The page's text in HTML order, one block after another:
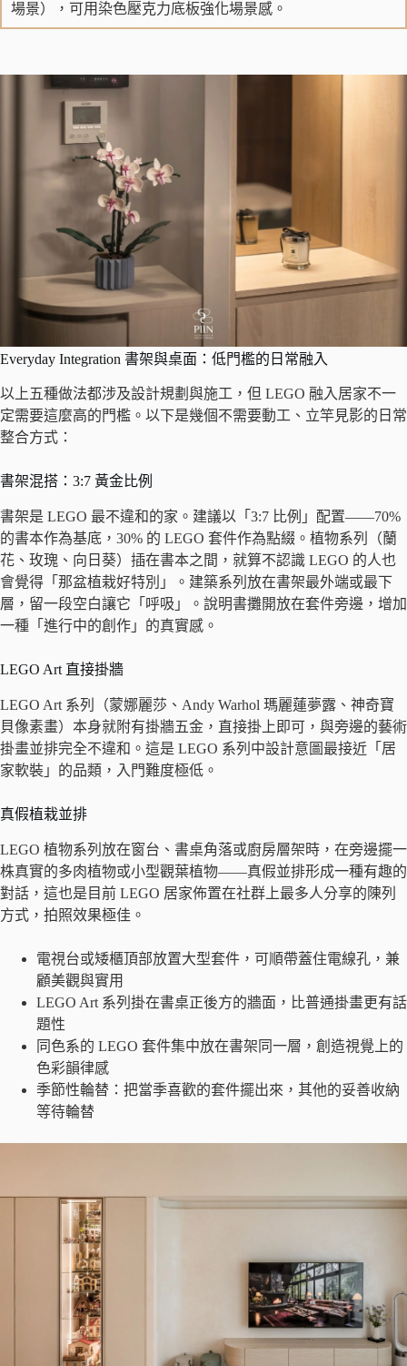
場景），可用染色壓克力底板強化場景感。
Everyday Integration 書架與桌面：低門檻的日常融入
以上五種做法都涉及設計規劃與施工，但 LEGO 融入居家不一
定需要這麼高的門檻。以下是幾個不需要動工、立竿見影的日常
整合方式：
書架混搭：3:7 黃金比例
書架是 LEGO 最不違和的家。建議以「3:7 比例」配置——70%
的書本作為基底，30% 的 LEGO 套件作為點綴。植物系列（蘭
花、玫瑰、向日葵）插在書本之間，就算不認識 LEGO 的人也
會覺得「那盆植栽好特別」。建築系列放在書架最外端或最下
層，留一段空白讓它「呼吸」。說明書攤開放在套件旁邊，增加
一種「進行中的創作」的真實感。
LEGO Art 直接掛牆
LEGO Art 系列（蒙娜麗莎、Andy Warhol 瑪麗蓮夢露、神奇寶
貝像素畫）本身就附有掛牆五金，直接掛上即可，與旁邊的藝術
掛畫並排完全不違和。這是 LEGO 系列中設計意圖最接近「居
家軟裝」的品類，入門難度極低。
真假植栽並排
LEGO 植物系列放在窗台、書桌角落或廚房層架時，在旁邊擺一
株真實的多肉植物或小型觀葉植物——真假並排形成一種有趣的
對話，這也是目前 LEGO 居家佈置在社群上最多人分享的陳列
方式，拍照效果極佳。
電視台或矮櫃頂部放置大型套件，可順帶蓋住電線孔，兼
顧美觀與實用
LEGO Art 系列掛在書桌正後方的牆面，比普通掛畫更有話
題性
同色系的 LEGO 套件集中放在書架同一層，創造視覺上的
色彩韻律感
季節性輪替：把當季喜歡的套件擺出來，其他的妥善收納
等待輪替